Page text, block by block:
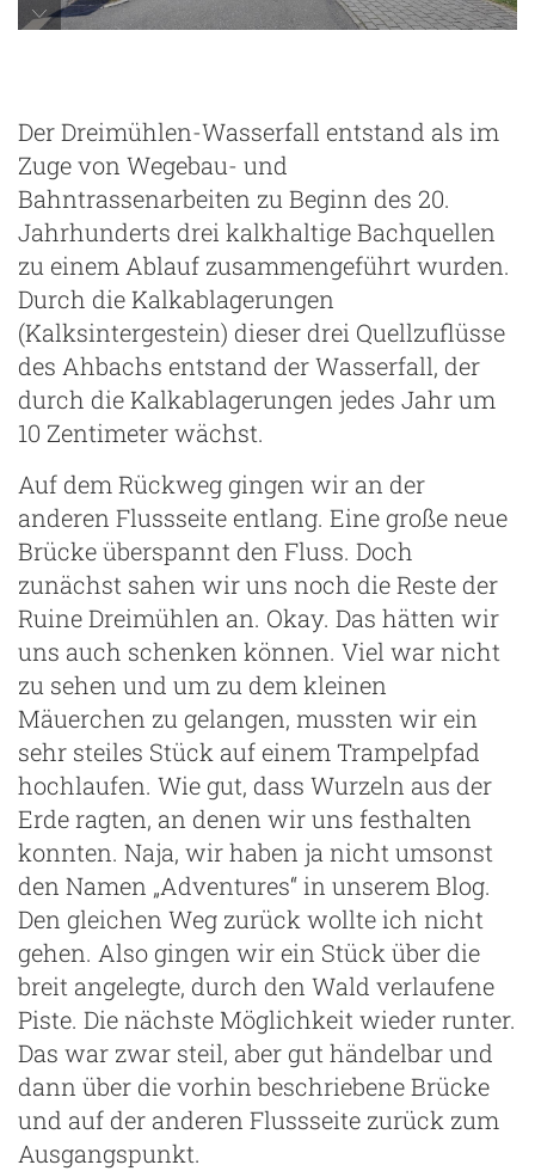
Der Dreimühlen-Wasserfall entstand als im
Zuge von Wegebau- und
Bahntrassenarbeiten zu Beginn des 20.
Jahrhunderts drei kalkhaltige Bachquellen
zu einem Ablauf zusammengeführt wurden.
Durch die Kalkablagerungen
(Kalksintergestein) dieser drei Quellzuflüsse
des Ahbachs entstand der Wasserfall, der
durch die Kalkablagerungen jedes Jahr um
10 Zentimeter wächst.
Auf dem Rückweg gingen wir an der
anderen Flussseite entlang. Eine große neue
Brücke überspannt den Fluss. Doch
zunächst sahen wir uns noch die Reste der
Ruine Dreimühlen an. Okay. Das hätten wir
uns auch schenken können. Viel war nicht
zu sehen und um zu dem kleinen
Mäuerchen zu gelangen, mussten wir ein
sehr steiles Stück auf einem Trampelpfad
hochlaufen. Wie gut, dass Wurzeln aus der
Erde ragten, an denen wir uns festhalten
konnten. Naja, wir haben ja nicht umsonst
den Namen „Adventures“ in unserem Blog.
Den gleichen Weg zurück wollte ich nicht
gehen. Also gingen wir ein Stück über die
breit angelegte, durch den Wald verlaufene
Piste. Die nächste Möglichkeit wieder runter.
Das war zwar steil, aber gut händelbar und
dann über die vorhin beschriebene Brücke
und auf der anderen Flussseite zurück zum
Ausgangspunkt.